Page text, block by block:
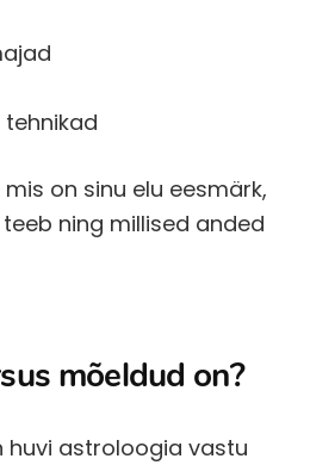
on sinu elu eesmärk,
ning millised anded
mõeldud on?
huvi astroloogia vastu